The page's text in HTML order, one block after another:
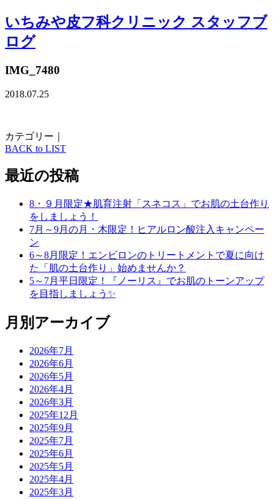
いちみや皮フ科クリニック スタッフブ
ログ
IMG_7480
2018.07.25
カテゴリー｜
BACK to LIST
最近の投稿
8・９月限定★肌育注射「スネコス」でお肌の土台作り
をしましょう！
7月～9月の月・木限定！ヒアルロン酸注入キャンペー
ン
6～8月限定！エンビロンのトリートメントで夏に向け
た「肌の土台作り」始めませんか？
5～7月平日限定！『ノーリス』でお肌のトーンアップ
を目指しましょう✨
月別アーカイブ
2026年7月
2026年6月
2026年5月
2026年4月
2026年3月
2025年12月
2025年9月
2025年7月
2025年6月
2025年5月
2025年4月
2025年3月